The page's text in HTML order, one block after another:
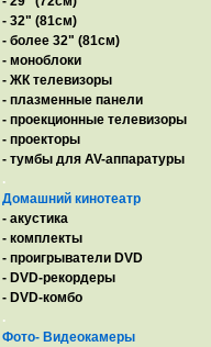
- 32" (81см)
- более 32" (81см)
- моноблоки
- ЖК телевизоры
- плазменные панели
- проекционные телевизоры
- проекторы
- тумбы для AV-аппаратуры
.
Домашний кинотеатр
- акустика
- комплекты
- проигрыватели DVD
- DVD-рекордеры
- DVD-комбо
.
Фото- Видеокамеры